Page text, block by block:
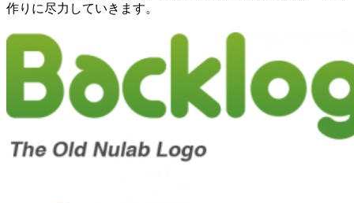
作りに尽力していきます。